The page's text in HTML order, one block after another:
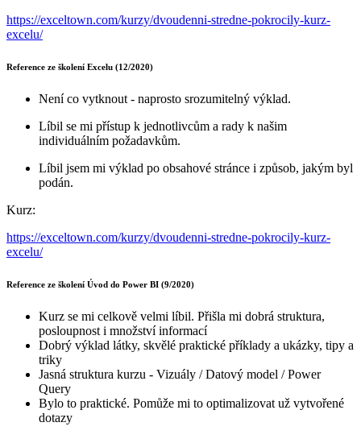
https://exceltown.com/kurzy/dvoudenni-stredne-pokrocily-kurz-
excelu/
Reference ze školení Excelu (12/2020)
Není co vytknout - naprosto srozumitelný výklad.
Líbil se mi přístup k jednotlivcům a rady k našim
individuálním požadavkům.
Líbil jsem mi výklad po obsahové stránce i způsob, jakým byl
podán.
Kurz:
https://exceltown.com/kurzy/dvoudenni-stredne-pokrocily-kurz-
excelu/
Reference ze školení Úvod do Power BI (9/2020)
Kurz se mi celkově velmi líbil. Přišla mi dobrá struktura,
posloupnost i množství informací
Dobrý výklad látky, skvělé praktické příklady a ukázky, tipy a
triky
Jasná struktura kurzu - Vizuály / Datový model / Power
Query
Bylo to praktické. Pomůže mi to optimalizovat už vytvořené
dotazy